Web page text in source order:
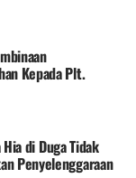
Kepada Plt.
di Duga Tidak
Penyelenggaraan